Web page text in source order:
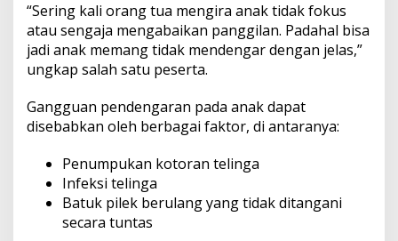
“Sering kali orang tua mengira anak tidak fokus
atau sengaja mengabaikan panggilan. Padahal bisa
jadi anak memang tidak mendengar dengan jelas,”
ungkap salah satu peserta.
Gangguan pendengaran pada anak dapat
disebabkan oleh berbagai faktor, di antaranya:
Penumpukan kotoran telinga
Infeksi telinga
Batuk pilek berulang yang tidak ditangani
secara tuntas